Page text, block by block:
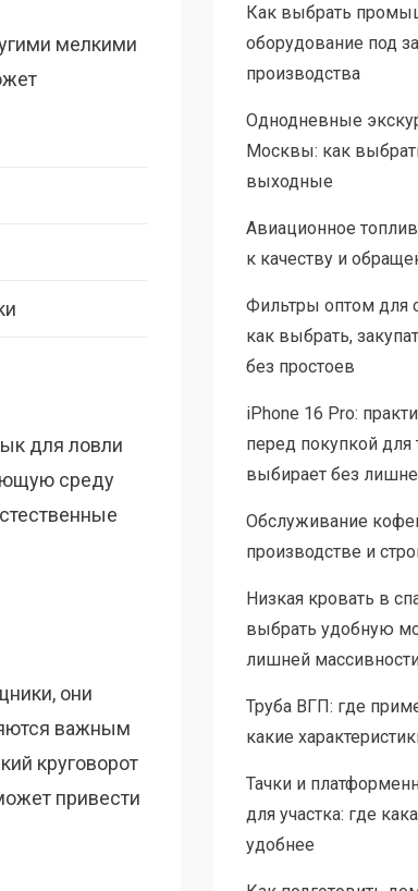
мелкими
для ловли
среду
они
важным
круговорот
привести
Как выбрать
оборудование под
производства
Однодневные
Москвы: как
выходные
Авиационное
к качеству и
Фильтры оптом для
как выбрать,
без простоев
iPhone 16 Pro:
перед покупкой для
выбирает без
Обслуживание
производстве и
Низкая кровать в
выбрать удобную
лишней
Труба ВГП: где
какие
Тачки и
для участка: где
удобнее